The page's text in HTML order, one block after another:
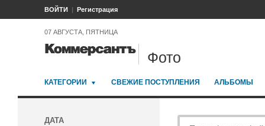
ВОЙТИ Регистрация
07 АВГУСТА, ПЯТНИЦА
Фото
КАТЕГОРИИ СВЕЖИЕ ПОСТУПЛЕНИЯ АЛЬБОМЫ
ДАТА